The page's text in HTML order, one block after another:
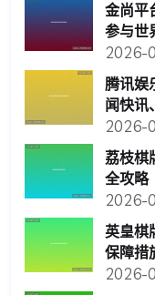
金尚平
参与世
2026-
腾讯娱
闻快讯
2026-
荔枝棋
全攻略
2026-
英皇棋
保障措
2026-